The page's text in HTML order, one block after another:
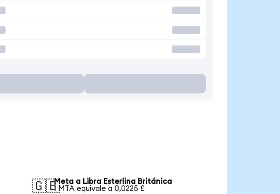
🇬🇧Meta a Libra Esterlina Británica
1 MTA equivale a 0,0225 £